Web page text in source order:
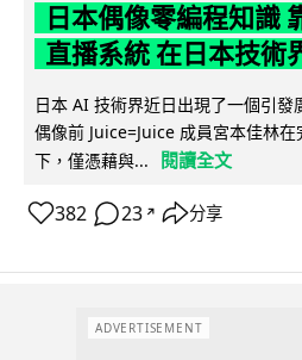
日本偶像零編程知識
直播系統 在日本技術
日本 AI 技術界近日出現了一個引
偶像前 Juice=Juice 成員宮本佳林
下，僅憑藉與...
閱讀全文
382 23 ↗ 分享
ADVERTISEMENT